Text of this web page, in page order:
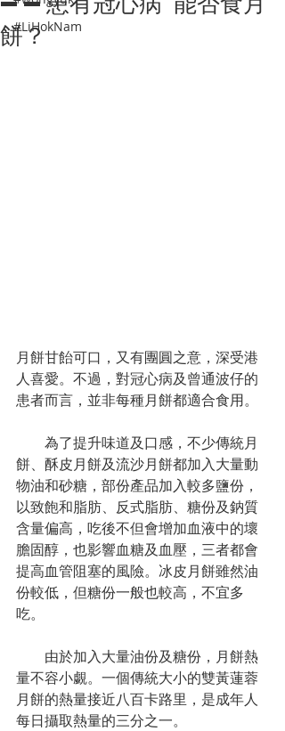
#LiHokNam
餅？
月餅甘飴可口，又有團圓之意，深受港
人喜愛。不過，對冠心病及曾通波仔的
患者而言，並非每種月餅都適合食用。
為了提升味道及口感，不少傳統月
餅、酥皮月餅及流沙月餅都加入大量動
物油和砂糖，部份產品加入較多鹽份，
以致飽和脂肪、反式脂肪、糖份及鈉質
含量偏高，吃後不但會增加血液中的壞
膽固醇，也影響血糖及血壓，三者都會
提高血管阻塞的風險。冰皮月餅雖然油
份較低，但糖份一般也較高，不宜多
吃。
由於加入大量油份及糖份，月餅熱
量不容小覷。一個傳統大小的雙黃蓮蓉
月餅的熱量接近八百卡路里，是成年人
每日攝取熱量的三分之一。